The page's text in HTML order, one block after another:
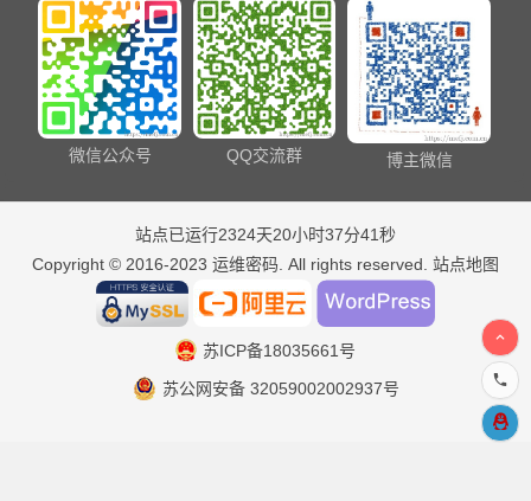
微信公众号 QQ交流群 博主微信
站点已运行2324天20小时37分41秒
Copyright © 2016-2023 运维密码 . All rights reserved. 站点地图
苏ICP备18035661号
苏公网安备 32059002002937号